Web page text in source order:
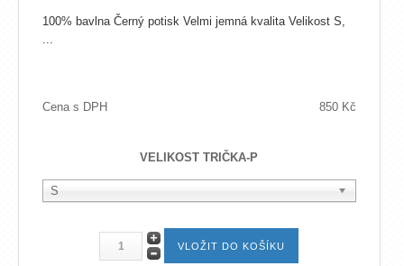
100% bavlna Černý potisk Velmi jemná kvalita Velikost S,
Cena s DPH 850 Kč
VELIKOST TRIČKA-P
S